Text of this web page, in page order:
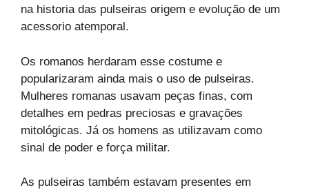
na historia das pulseiras origem e evolução de um
acessorio atemporal.
Os romanos herdaram esse costume e
popularizaram ainda mais o uso de pulseiras.
Mulheres romanas usavam peças finas, com
detalhes em pedras preciosas e gravações
mitológicas. Já os homens as utilizavam como
sinal de poder e força militar.
As pulseiras também estavam presentes em